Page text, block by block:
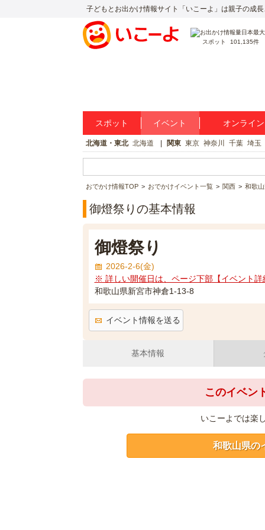
子どもとお出かけ情報サイト「いこーよ」は親子の成長
スポット 101,135件
スポット イベント オンライ
北海道・東北 北海道 関東 東京 神奈川 千葉 埼玉
おでかけ情報TOP おでかけイベント一覧 関西 和歌
御燈祭りの基本情報
御燈祭り
2026-2-6(金)
※ 詳しい開催日は、ページ下部【イベント詳
和歌山県新宮市神倉1-13-8
イベント情報を送る
基本情報
このイベン
いこーよでは楽
和歌山県の